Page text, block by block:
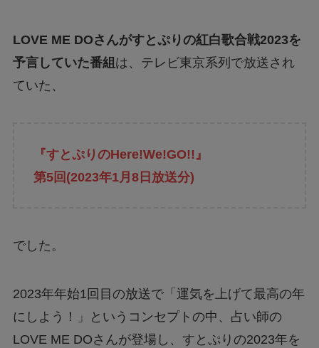
LOVE ME DOさんがすとぷりの紅白歌合戦2023を
予言していた番組 は、テレビ東京系列で放送され
ていた、
『すとぷりのHere!We!GO!!』
第5回(2023年1月8日放送分)
でした。
2023年年始1回目の放送で「運気を上げて最高の年
にしよう！」というコンセプトの中、占い師の
LOVE ME DOさんが登場し、すとぷりの2023年を